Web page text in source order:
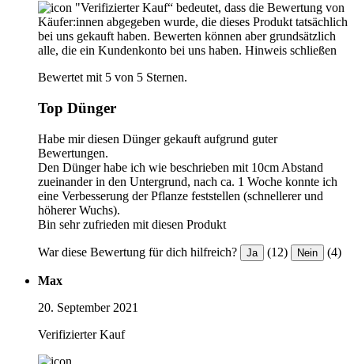
"Verifizierter Kauf“ bedeutet, dass die Bewertung von
Käufer:innen abgegeben wurde, die dieses Produkt tatsächlich
bei uns gekauft haben. Bewerten können aber grundsätzlich
alle, die ein Kundenkonto bei uns haben. Hinweis schließen
Bewertet mit 5 von 5 Sternen.
Top Dünger
Habe mir diesen Dünger gekauft aufgrund guter
Bewertungen.
Den Dünger habe ich wie beschrieben mit 10cm Abstand
zueinander in den Untergrund, nach ca. 1 Woche konnte ich
eine Verbesserung der Pflanze feststellen (schnellerer und
höherer Wuchs).
Bin sehr zufrieden mit diesen Produkt
War diese Bewertung für dich hilfreich? Ja (12) Nein (4)
Max
20. September 2021
Verifizierter Kauf